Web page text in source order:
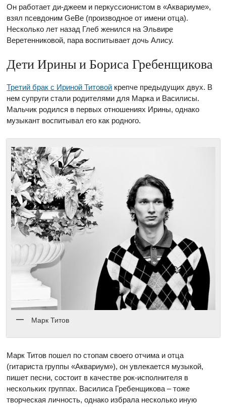
Он работает ди-джеем и перкуссионистом в «Аквариуме»,
взял псевдоним GeBe (производное от имени отца).
Несколько лет назад Глеб женился на Эльвире
Веретенниковой, пара воспитывает дочь Алису.
Дети Ирины и Бориса Гребенщикова
Третий брак с Ириной Титовой крепче предыдущих двух. В
нем супруги стали родителями для Марка и Василисы.
Мальчик родился в первых отношениях Ирины, однако
музыкант воспитывал его как родного.
Марк Титов
Марк Титов пошел по стопам своего отчима и отца
(гитариста группы «Аквариум»), он увлекается музыкой,
пишет песни, состоит в качестве рок-исполнителя в
нескольких группах. Василиса Гребенщикова – тоже
творческая личность, однако избрала несколько иную